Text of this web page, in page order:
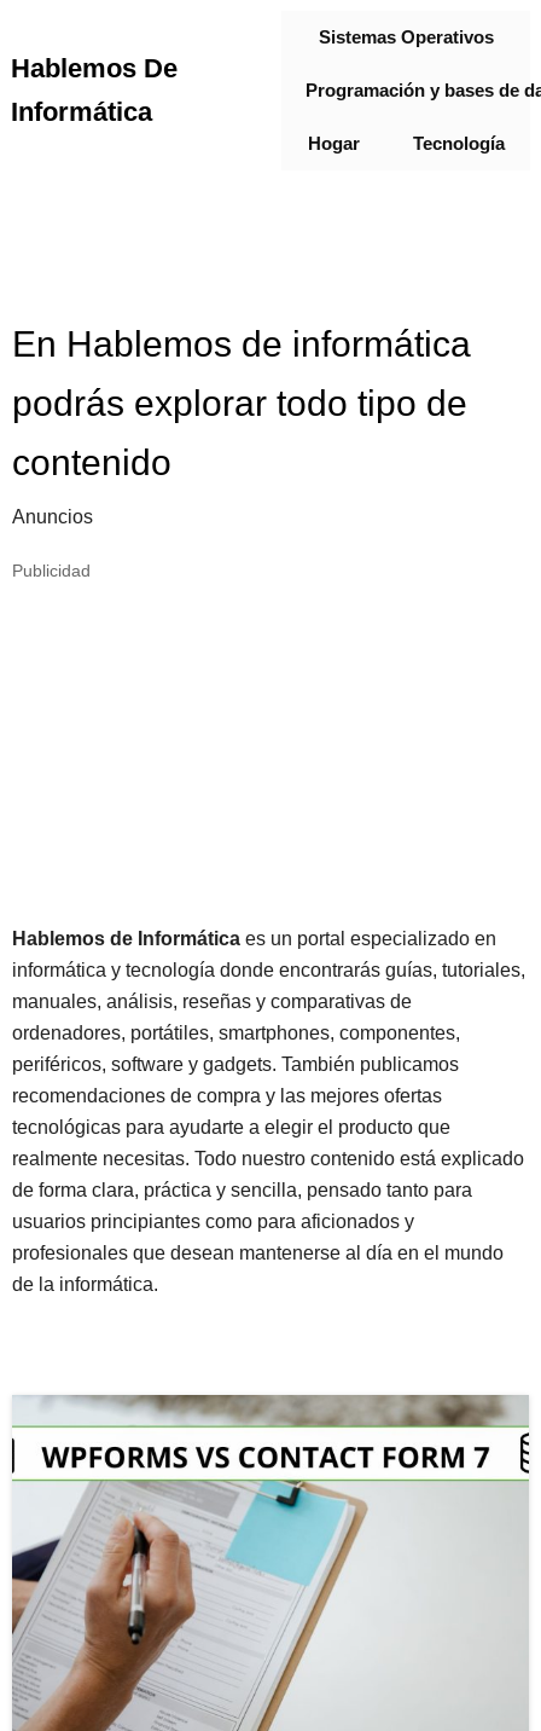
Hablemos De
Informática
Sistemas Operativos
Programación y bases de
Hogar Tecnología
En Hablemos de informática
podrás explorar todo tipo de
contenido
Anuncios
Publicidad
Hablemos de Informática es un portal especializado en
informática y tecnología donde encontrarás guías, tutoriales,
manuales, análisis, reseñas y comparativas de
ordenadores, portátiles, smartphones, componentes,
periféricos, software y gadgets. También publicamos
recomendaciones de compra y las mejores ofertas
tecnológicas para ayudarte a elegir el producto que
realmente necesitas. Todo nuestro contenido está explicado
de forma clara, práctica y sencilla, pensado tanto para
usuarios principiantes como para aficionados y
profesionales que desean mantenerse al día en el mundo
de la informática.